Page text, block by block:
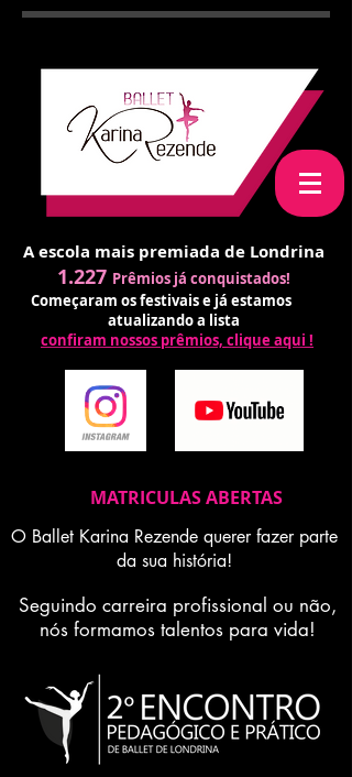
A escola mais premiada de Londrina
1.227 Prêmios já conquistados!
Começaram os festivais e já estamos
atualizando a lista
confiram nossos prêmios, clique aqui !
MATRICULAS ABERTAS
O Ballet Karina Rezende querer fazer parte
da sua história!
Seguindo carreira profissional ou não,
nós formamos talentos para vida!